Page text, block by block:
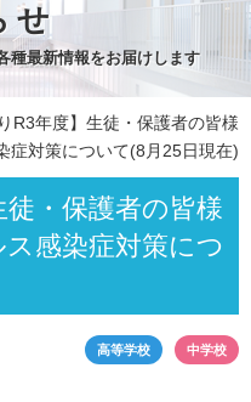
せ
種最新情報をお届けします
R3年度】生徒・保護者の皆様
対策について(8月25日現在)
徒・保護者の皆様
感染症対策につ
高等学校 中学校